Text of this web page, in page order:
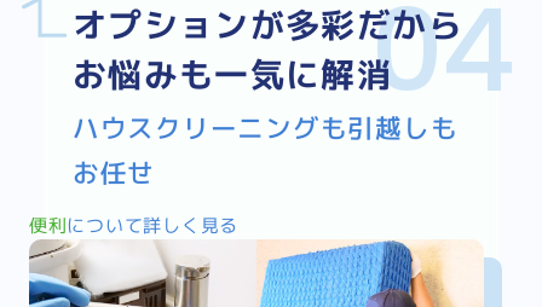
オプションが多彩だから
お悩みも一気に解消
ハウスクリーニングも引越しも
お任せ
便利について詳しく見る